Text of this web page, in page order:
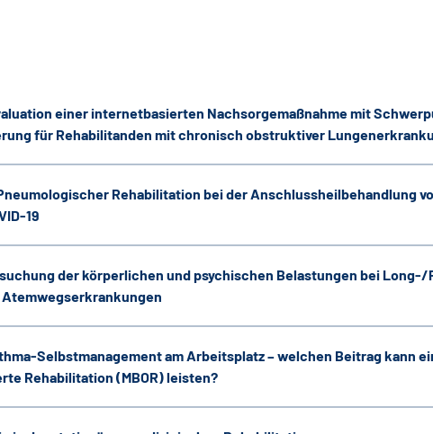
einer internetbasierten Nachsorgemaßnahme mit
für Rehabilitanden mit chronisch obstruktiver
Rehabilitation bei der Anschlussheilbehandlung
19
der körperlichen und psychischen Belastungen bei
Selbstmanagement am Arbeitsplatz – welchen Beitrag kann
Rehabilitation (MBOR) leisten?